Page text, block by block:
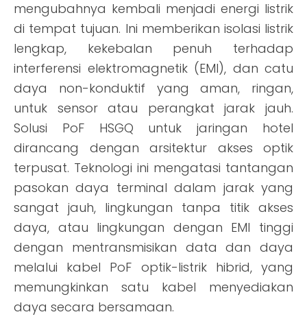
mengubahnya kembali menjadi energi listrik
di tempat tujuan. Ini memberikan isolasi listrik
lengkap, kekebalan penuh terhadap
interferensi elektromagnetik (EMI), dan catu
daya non-konduktif yang aman, ringan,
untuk sensor atau perangkat jarak jauh.
Solusi PoF HSGQ untuk jaringan hotel
dirancang dengan arsitektur akses optik
terpusat. Teknologi ini mengatasi tantangan
pasokan daya terminal dalam jarak yang
sangat jauh, lingkungan tanpa titik akses
daya, atau lingkungan dengan EMI tinggi
dengan mentransmisikan data dan daya
melalui kabel PoF optik-listrik hibrid, yang
memungkinkan satu kabel menyediakan
daya secara bersamaan.